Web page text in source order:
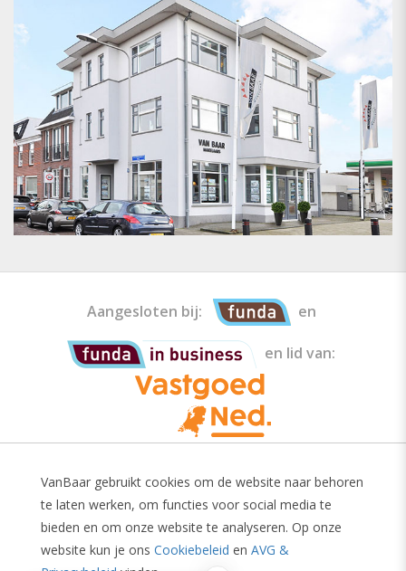
VanBaar gebruikt cookies om de website naar behoren
te laten werken, om functies voor social media te
bieden en om onze website te analyseren. Op onze
website kun je ons Cookiebeleid en AVG &
Aangesloten bij: en
en lid van:
Van Baar Makelaars is een erkend makelaar
aangesloten bij beroepsvereniging voor Nederlandse
vastgoedprofessionals Vastgoed Nederland.